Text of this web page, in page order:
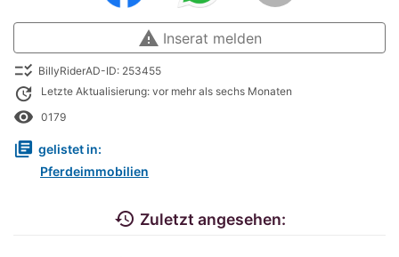
warning Inserat melden
checklist_rtl BillyRiderAD-ID: 253455
update Letzte Aktualisierung: vor mehr als sechs Monaten
remove_red_eye 0179
library_books gelistet in:
Pferdeimmobilien
history Zuletzt angesehen: